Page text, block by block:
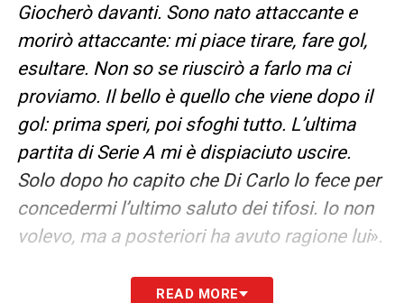
Giocherò davanti. Sono nato attaccante e
morirò attaccante: mi piace tirare, fare gol,
esultare. Non so se riuscirò a farlo ma ci
proviamo. Il bello è quello che viene dopo il
gol: prima speri, poi sfoghi tutto. L’ultima
partita di Serie A mi è dispiaciuto uscire.
Solo dopo ho capito che Di Carlo lo fece per
concedermi l’ultimo saluto dei tifosi. Io non
volevo, ma a posteriori ha avuto ragione lui».
LA PLAYLIST DELLE NOSTRE TOP NEWS
READ MORE